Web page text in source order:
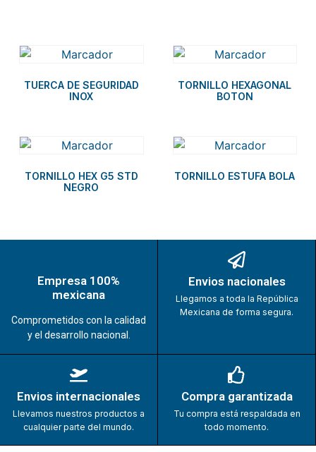
TUERCA DE SEGURIDAD
INOX
TORNILLO HEXAGONAL
BOTON
TORNILLO HEX G5 STD
NEGRO
TORNILLO ESTUFA BOLA
Empresa 100%
mexicana
Comprometidos con la calidad
y el desarrollo nacional.
Envios nacionales
Llegamos a toda la República
Mexicana de forma segura.
Envios internacionales
Llevamos nuestros productos a
cualquier parte del mundo.
Compra garantizada
Tu compra está respaldada en
todo momento.